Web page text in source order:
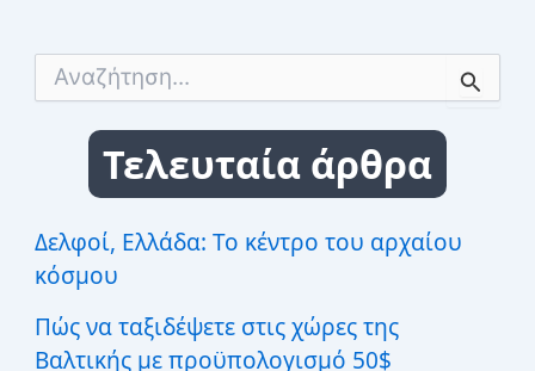
σ
η
γ
α
:
Τελευταία άρθρα
Δελφοί, Ελλάδα: Το κέντρο του αρχαίου
κόσμου
Πώς να ταξιδέψετε στις χώρες της
Βαλτικής με προϋπολογισμό 50$